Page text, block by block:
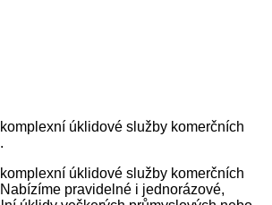
úklidové služby komerčních
úklidové služby komerčních
pravidelné i jednorázové,